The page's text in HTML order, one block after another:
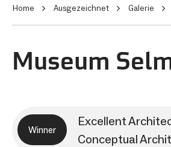
Home Ausgezeichnet Galerie
Museum
Winner
Excellent
Conceptual